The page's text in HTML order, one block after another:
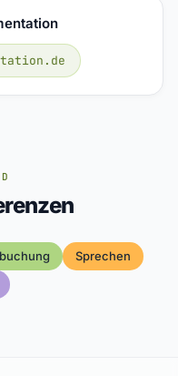
Sprechen